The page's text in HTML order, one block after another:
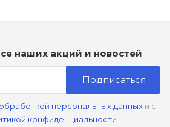
наших акций и новостей
Подписаться
обработкой персональных данныхи с
конфиденциальности